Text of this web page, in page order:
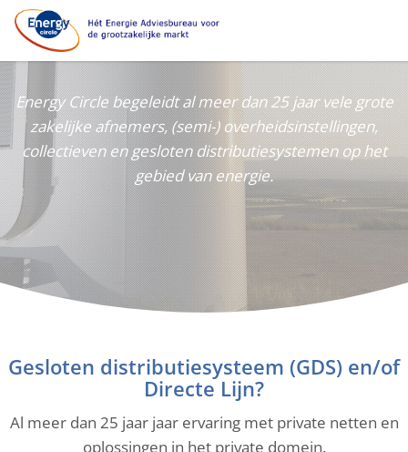
Energy Circle begeleidt al meer dan 25 jaar vele grote
zakelijke afnemers, (semi-) overheidsinstellingen,
collectieven en gesloten distributiesystemen op het
gebied van energie.
Gesloten distributiesysteem (GDS) en/of
Directe Lijn?
Al meer dan 25 jaar jaar ervaring met private netten en
oplossingen in het private domein.